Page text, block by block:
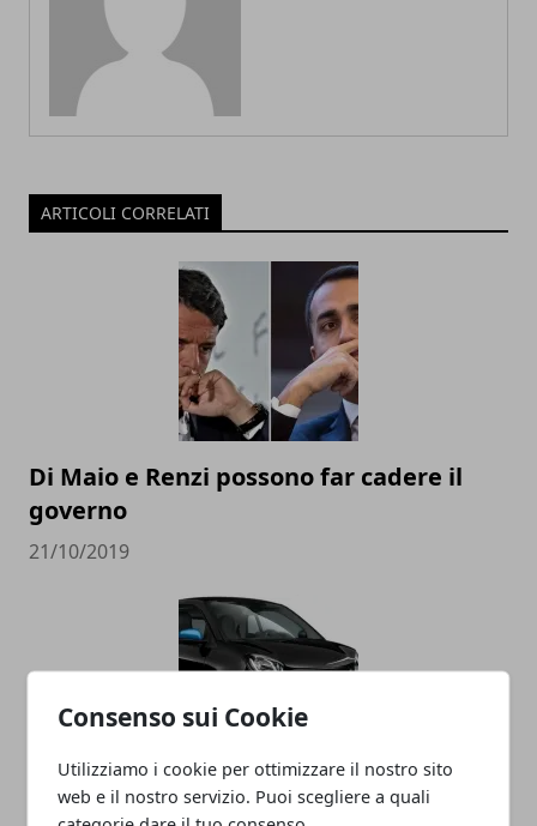
Consenso sui Cookie
Utilizziamo i cookie per ottimizzare il nostro sito
web e il nostro servizio. Puoi scegliere a quali
ARTICOLI CORRELATI
Di Maio e Renzi possono far cadere il
governo
21/10/2019
La Smart diventa cinese, addio alla